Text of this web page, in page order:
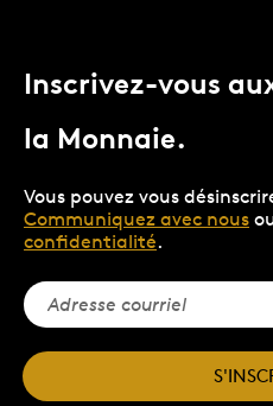
Inscrivez-vous
la Monnaie.
Vous pouvez vous
Communiquez avec nous
confidentialité.